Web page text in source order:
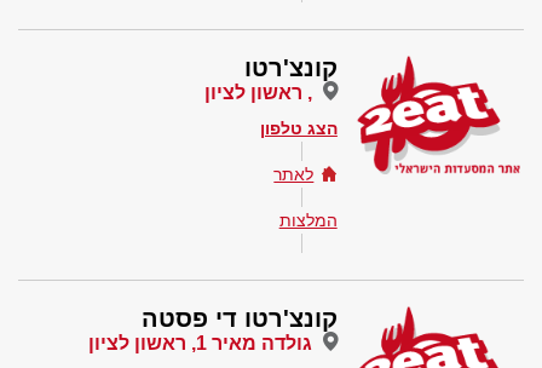
קונצ'רטו
, ראשון לציון
הצג טלפון
לאתר
המלצות
קונצ'רטו די פסטה
גולדה מאיר 1, ראשון לציון